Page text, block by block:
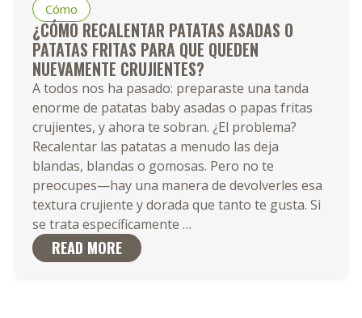
Parrilla-
Plana:
Recetas,
Consejos
y
Técnicas
Cómo
¿CÓMO RECALENTAR PATATAS ASADAS O
PATATAS FRITAS PARA QUE QUEDEN
NUEVAMENTE CRUJIENTES?
A todos nos ha pasado: preparaste una tanda
enorme de patatas baby asadas o papas fritas
crujientes, y ahora te sobran. ¿El problema?
Recalentar las patatas a menudo las deja
blandas, blandas o gomosas. Pero no te
preocupes—hay una manera de devolverles esa
textura crujiente y dorada que tanto te gusta. Si
se trata específicamente …
READ MORE